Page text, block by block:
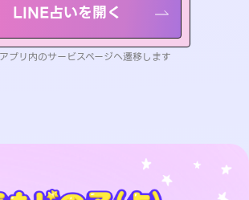
LINE占いを開く
プリ内のサービスページへ遷移します